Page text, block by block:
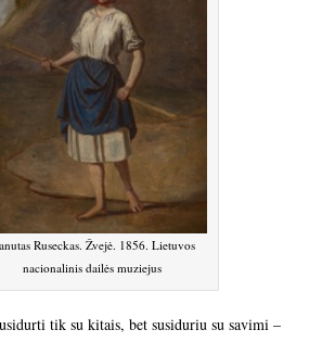
Ruseckas. Žvejė. 1856. Lietuvos
nacionalinis dailės muziejus
tik su kitais, bet susiduriu su savimi –